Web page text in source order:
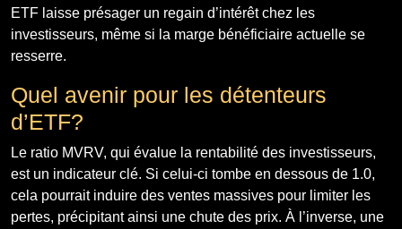
ETF laisse présager un regain d’intérêt chez les
investisseurs, même si la marge bénéficiaire actuelle se
resserre.
Quel avenir pour les détenteurs
d’ETF?
Le ratio MVRV, qui évalue la rentabilité des investisseurs,
est un indicateur clé. Si celui-ci tombe en dessous de 1.0,
cela pourrait induire des ventes massives pour limiter les
pertes, précipitant ainsi une chute des prix. À l’inverse, une